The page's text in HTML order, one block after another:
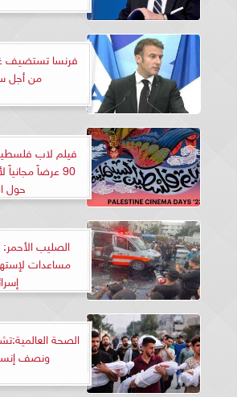
فرنسا تستضيف
من أجل
فيلم لاب
90 عرضاً
حول
الصليب
مساعدات
الصحة
ونصف